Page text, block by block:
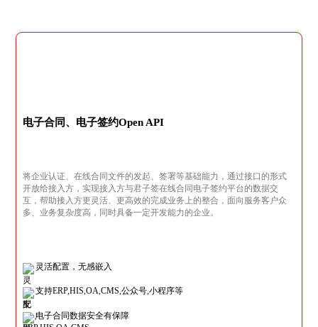
电子合同、电子签约Open API
将企业认证、在线合同文件的发起、签署等基础能力，通过接口的形式
开放给接入方，实现接入方与君子签在线合同电子签约平台的数据交
互，帮助接入方更灵活、更高效的完成业务上的整合，面向服务客户众
多、业务复杂度高，同时具备一定开发能力的企业。
灵活配置，无感嵌入
支持ERP,HIS,OA,CMS,公众号,小程序等
电子合同数据安全有保障